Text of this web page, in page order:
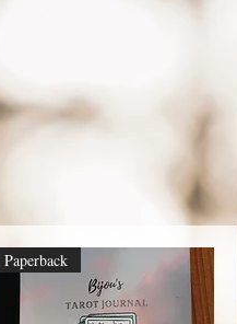
Paperback